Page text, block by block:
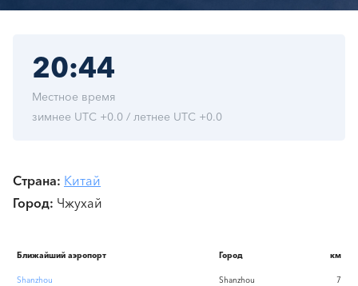
20:44
Местное время
зимнее UTC +0.0 / летнее UTC +0.0
Страна Китай
Город Чжухай
Ближайший аэропорт Город км
Shanzhou Shanzhou 7